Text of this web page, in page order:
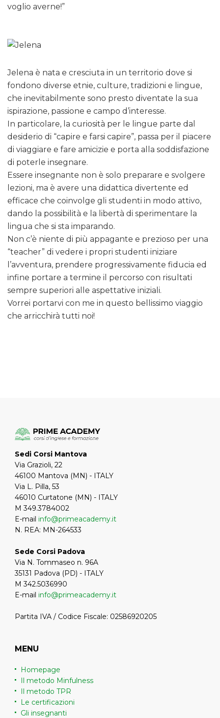
voglio averne!”
Jelena è nata e cresciuta in un territorio dove si
fondono diverse etnie, culture, tradizioni e lingue,
che inevitabilmente sono presto diventate la sua
ispirazione, passione e campo d’interesse.
In particolare, la curiosità per le lingue parte dal
desiderio di “capire e farsi capire”, passa per il piacere
di viaggiare e fare amicizie e porta alla soddisfazione
di poterle insegnare.
Essere insegnante non è solo preparare e svolgere
lezioni, ma è avere una didattica divertente ed
efficace che coinvolge gli studenti in modo attivo,
dando la possibilità e la libertà di sperimentare la
lingua che si sta imparando.
Non c’è niente di più appagante e prezioso per una
“teacher” di vedere i propri studenti iniziare
l’avventura, prendere progressivamente fiducia ed
infine portare a termine il percorso con risultati
sempre superiori alle aspettative iniziali.
Vorrei portarvi con me in questo bellissimo viaggio
che arricchirà tutti noi!
Sedi Corsi Mantova
Via Grazioli, 22
46100 Mantova (MN) - ITALY
Via L. Pilla, 53
46010 Curtatone (MN) - ITALY
M 349.3784002
E-mail info@primeacademy.it
N. REA: MN-264533
Sede Corsi Padova
Via N. Tommaseo n. 96A
35131 Padova (PD) - ITALY
M 342.5036990
E-mail info@primeacademy.it
Partita IVA / Codice Fiscale: 02586920205
MENU
Homepage
Il metodo Minfulness
Il metodo TPR
Le certificazioni
Gli insegnanti